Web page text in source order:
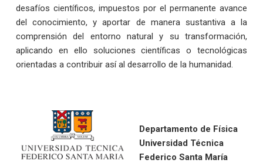
desafíos científicos, impuestos por el permanente avance
del conocimiento, y aportar de manera sustantiva a la
comprensión del entorno natural y su transformación,
aplicando en ello soluciones científicas o tecnológicas
orientadas a contribuir así al desarrollo de la humanidad.
Departamento de Física
Universidad Técnica
Federico Santa María